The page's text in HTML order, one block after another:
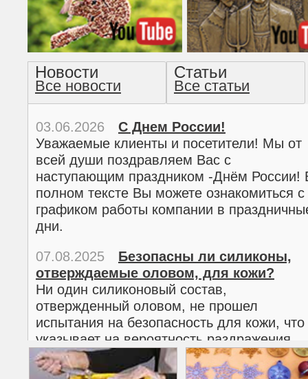
Американская готика -
прочтение методом
Новости
Все новости
Статьи
Все статьи
03.06.2026
С Днем России!
Уважаемые клиенты и посетители! Мы от
всей души поздравляем Вас с
наступающим праздником -Днём России!
полном тексте Вы можете ознакомиться с
графиком работы компании в
дни.
02.03.2026
С 8 марта!
Дорогие женщины!
Поздравляем Вас с наступающим
Международным женским днем 8 марта!
полном тексте можно ознакомиться с
графиком работы компании в
07.08.2025
Безопасны ли силиконы,
отверждаемые оловом, для кожи?
Ни один силиконовый состав,
отвержденный оловом, не прошел
испытания на безопасность для кожи, что
указывает на вероятность раздражения
кожи.